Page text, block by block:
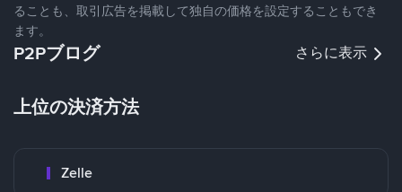
ることも、取引広告を掲載して独自の価格を設定することもでき
ます。
P2Pブログ さらに表示
上位の決済方法
Zelle